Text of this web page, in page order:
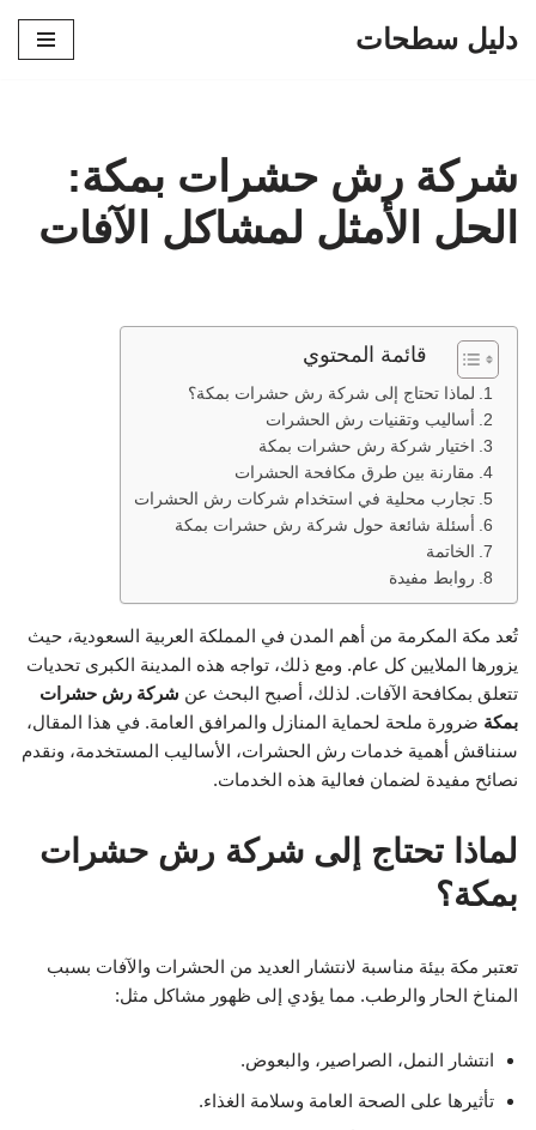
دليل سطحات
شركة رش حشرات بمكة:
الحل الأمثل لمشاكل الآفات
قائمة المحتوي
لماذا تحتاج إلى شركة رش حشرات بمكة؟
أساليب وتقنيات رش الحشرات
اختيار شركة رش حشرات بمكة
مقارنة بين طرق مكافحة الحشرات
تجارب محلية في استخدام شركات رش الحشرات
أسئلة شائعة حول شركة رش حشرات بمكة
الخاتمة
روابط مفيدة
تُعد مكة المكرمة من أهم المدن في المملكة العربية السعودية، حيث
يزورها الملايين كل عام. ومع ذلك، تواجه هذه المدينة الكبرى تحديات
تتعلق بمكافحة الآفات. لذلك، أصبح البحث عن شركة رش حشرات
بمكة ضرورة ملحة لحماية المنازل والمرافق العامة. في هذا المقال،
سنناقش أهمية خدمات رش الحشرات، الأساليب المستخدمة، ونقدم
نصائح مفيدة لضمان فعالية هذه الخدمات.
لماذا تحتاج إلى شركة رش حشرات
بمكة؟
تعتبر مكة بيئة مناسبة لانتشار العديد من الحشرات والآفات بسبب
المناخ الحار والرطب. مما يؤدي إلى ظهور مشاكل مثل:
انتشار النمل، الصراصير، والبعوض.
تأثيرها على الصحة العامة وسلامة الغذاء.